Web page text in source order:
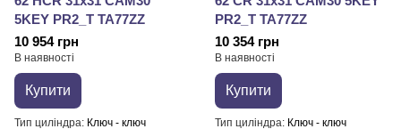
5KEY PR2_T TA77ZZ
10 954 грн
В наявності
Купити
Тип циліндра Ключ - ключ
PR2_T TA77ZZ
10 354 грн
В наявності
Купити
Тип циліндра Ключ - ключ